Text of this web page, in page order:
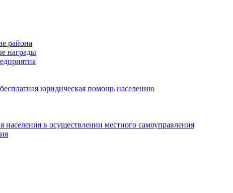
района
награды
юридическая помощь населению
населения в осуществлении местного самоуправления